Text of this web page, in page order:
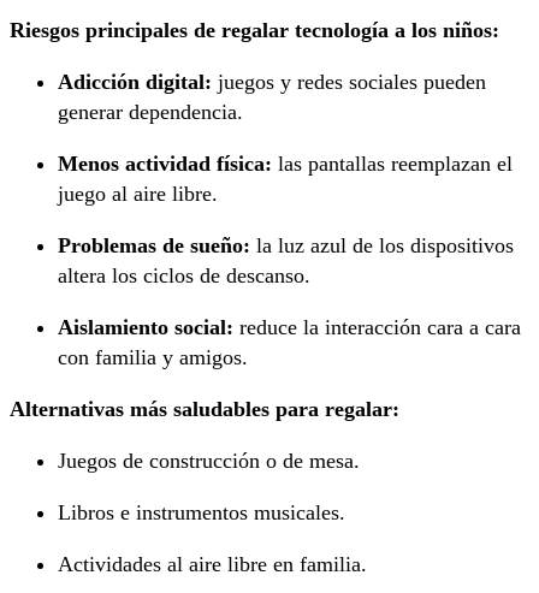
Riesgos principales de regalar tecnología a los niños:
Adicción digital: juegos y redes sociales pueden
generar dependencia.
Menos actividad física: las pantallas reemplazan el
juego al aire libre.
Problemas de sueño: la luz azul de los dispositivos
altera los ciclos de descanso.
Aislamiento social: reduce la interacción cara a cara
con familia y amigos.
Alternativas más saludables para regalar:
Juegos de construcción o de mesa.
Libros e instrumentos musicales.
Actividades al aire libre en familia.